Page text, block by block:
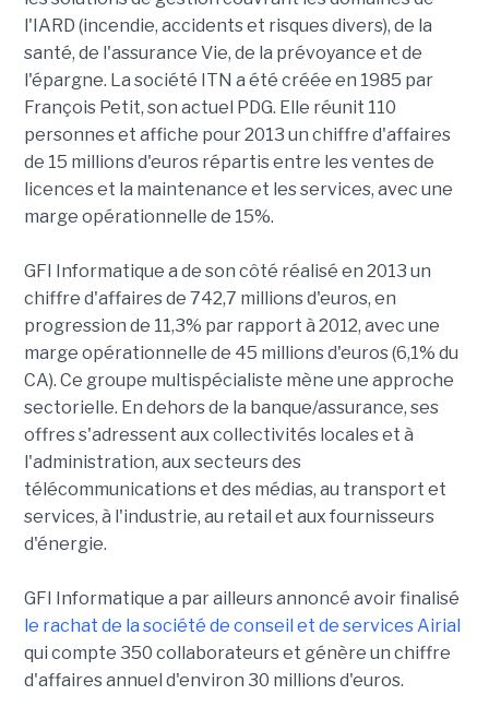
l'IARD (incendie, accidents et risques divers), de la
santé, de l'assurance Vie, de la prévoyance et de
l'épargne. La société ITN a été créée en 1985 par
François Petit, son actuel PDG. Elle réunit 110
personnes et affiche pour 2013 un chiffre d'affaires
de 15 millions d'euros répartis entre les ventes de
licences et la maintenance et les services, avec une
marge opérationnelle de 15%.
GFI Informatique a de son côté réalisé en 2013 un
chiffre d'affaires de 742,7 millions d'euros, en
progression de 11,3% par rapport à 2012, avec une
marge opérationnelle de 45 millions d'euros (6,1% du
CA). Ce groupe multispécialiste mène une approche
sectorielle. En dehors de la banque/assurance, ses
offres s'adressent aux collectivités locales et à
l'administration, aux secteurs des
télécommunications et des médias, au transport et
services, à l'industrie, au retail et aux fournisseurs
d'énergie.
GFI Informatique a par ailleurs annoncé avoir finalisé
le rachat de la société de conseil et de services Airial
qui compte 350 collaborateurs et génère un chiffre
d'affaires annuel d'environ 30 millions d'euros.